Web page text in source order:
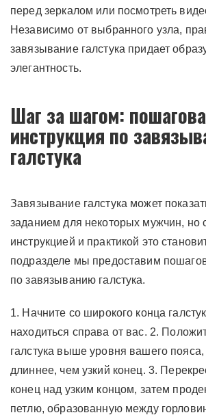
перед зеркалом или посмотреть
Независимо от выбранного узла,
завязывание галстука придает
элегантность.
Шаг за шагом:
инструкция по
галстука
Завязывание галстука может
заданием для некоторых мужчин, но
инструкцией и практикой это
подразделе мы предоставим
по завязыванию галстука.
1. Начните со широкого конца
находиться справа от вас. 2.
галстука выше уровня вашего
длиннее, чем узкий конец. 3.
конец над узким концом, затем
петлю, образованную между